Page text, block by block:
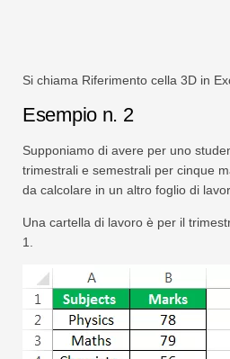
Si chiama Riferimento cella 3D in
Esempio n. 2
Supponiamo di avere per uno
trimestrali e semestrali per cinque
da calcolare in un altro foglio di
Una cartella di lavoro è per il
1.